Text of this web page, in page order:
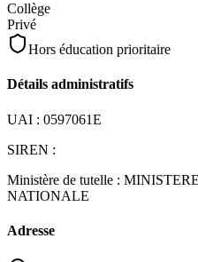
Collège
Privé
Hors éducation prioritaire
Détails administratifs
UAI : 0597061E
SIREN :
Ministère de tutelle :
NATIONALE
Adresse